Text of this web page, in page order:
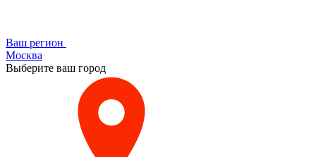
Ваш регион
Москва
Выберите ваш город